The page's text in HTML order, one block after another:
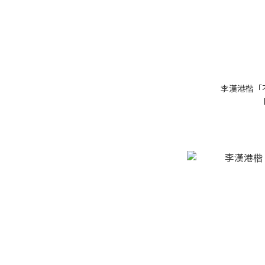
李漢港楷「